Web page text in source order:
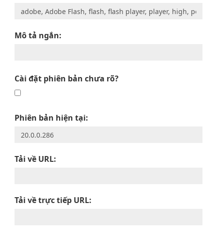
Mô tả ngắn:
Cài đặt phiên bản chưa rõ?
Phiên bản hiện tại:
Tải về URL:
Tải về trực tiếp URL: